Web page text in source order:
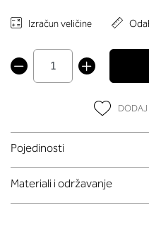
Izračun veličine
DODAJ
Pojedinosti
Materiali i održavanje